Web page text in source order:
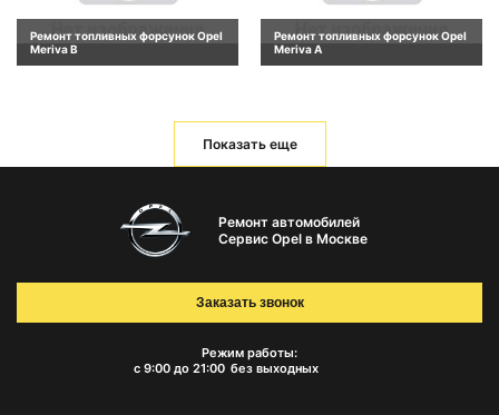
Ремонт топливных форсунок Opel
Meriva B
Ремонт топливных форсунок Opel
Meriva A
Показать еще
Ремонт автомобилей
Сервис Opel в Москве
Режим работы:
с 9:00 до 21:00 без выходных
Заказать звонок